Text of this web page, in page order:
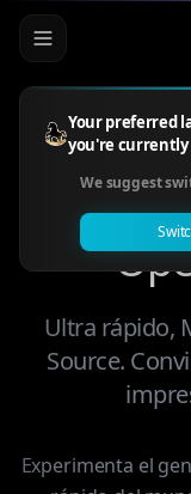
Your preferred
you're currently
We suggest
Ultra rápido,
Source.
Experimenta el